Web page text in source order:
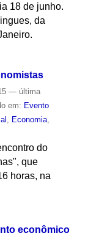
18 de junho.
da
— última
em: Evento
Economia,
do
que
horas, na
econômico